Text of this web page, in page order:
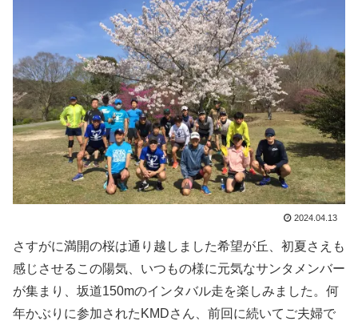
2024.04.13
さすがに満開の桜は通り越しました希望が丘、初夏さえも
感じさせるこの陽気、いつもの様に元気なサンタメンバー
が集まり、坂道150mのインタバル走を楽しみました。何
年かぶりに参加されたKMDさん、前回に続いてご夫婦で